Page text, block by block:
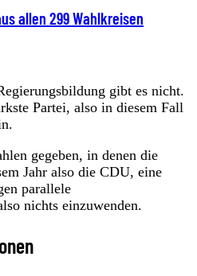
allen 299 Wahlkreisen
gibt es nicht.
Partei, also in diesem Fall
gegeben, in denen die
Jahr also die CDU, eine
parallele
nichts einzuwenden.